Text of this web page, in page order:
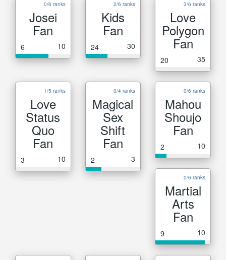
0/6 ranks
Josei
Fan
6 10
2/6 ranks
Kids
Fan
24 30
3/6 ranks
Love
Polygon
Fan
20 35
1/5 ranks
Love
Status
Quo
Fan
3 10
0/4 ranks
Magical
Sex
Shift
Fan
2 3
0/6 ranks
Mahou
Shoujo
Fan
2 10
0/6 ranks
Martial
Arts
Fan
9 10